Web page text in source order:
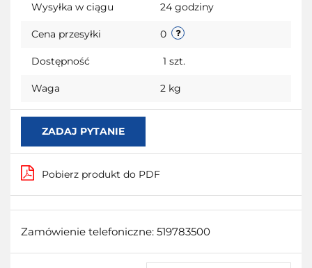
Wysyłka w ciągu 24 godziny
Cena przesyłki 0
Dostępność 1 szt.
Waga 2 kg
ZADAJ PYTANIE
Pobierz produkt do PDF
Zamówienie telefoniczne: 519783500